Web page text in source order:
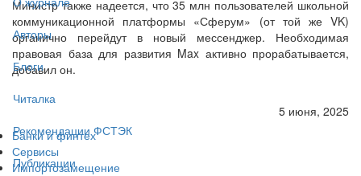
Авторы
Блоги
Читалка
Рекомендации ФСТЭК
Публикации
Министр также надеется, что 35 млн пользователей школьной
коммуникационной платформы «Сферум» (от той же VK)
органично перейдут в новый мессенджер. Необходимая
правовая база для развития Max активно прорабатывается,
добавил он.
5 июня, 2025
Банки и финтех
Сервисы
Импортозамещение